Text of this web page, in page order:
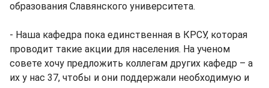
образования Славянского университета.
- Наша кафедра пока единственная в КРСУ, которая
проводит такие акции для населения. На ученом
совете хочу предложить коллегам других кафедр – а
их у нас 37, чтобы и они поддержали необходимую и